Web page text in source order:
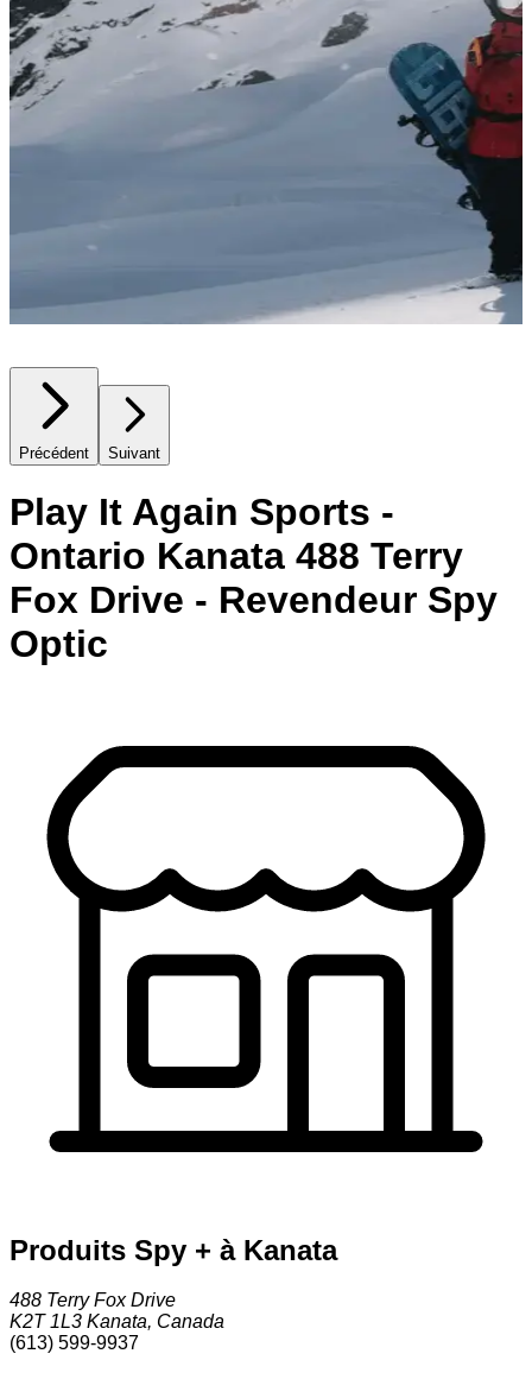
Précédent Suivant
Play It Again Sports -
Ontario Kanata 488 Terry
Fox Drive - Revendeur Spy
Optic
Produits Spy + à Kanata
488 Terry Fox Drive
K2T 1L3 Kanata, Canada
(613) 599-9937